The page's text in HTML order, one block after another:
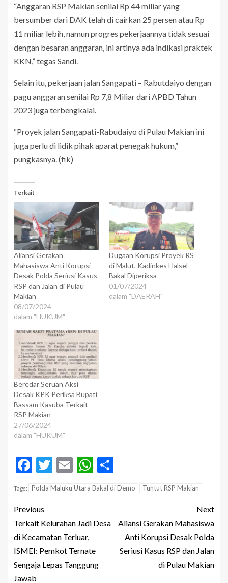
“Anggaran RSP Makian senilai Rp 44 miliar yang
bersumber dari DAK telah di cairkan 25 persen atau Rp
11 miliar lebih, namun progres pekerjaannya tidak sesuai
dengan besaran anggaran, ini artinya ada indikasi praktek
KKN,” tegas Sandi.
Selain itu, pekerjaan jalan Sangapati – Rabutdaiyo dengan
pagu anggaran senilai Rp 7,8 Miliar dari APBD Tahun
2023 juga terbengkalai.
“Proyek jalan Sangapati-Rabudaiyo di Pulau Makian ini
juga perlu di lidik pihak aparat penegak hukum,”
pungkasnya. (fik)
Terkait
Aliansi Gerakan
Mahasiswa Anti Korupsi
Desak Polda Seriusi Kasus
RSP dan Jalan di Pulau
Makian
08/07/2024
dalam "HUKUM"
Dugaan Korupsi Proyek RS
di Malut, Kadinkes Halsel
Bakal Diperiksa
01/07/2024
dalam "DAERAH"
Beredar Seruan Aksi
Desak KPK Periksa Bupati
Bassam Kasuba Terkait
RSP Makian
27/06/2024
dalam "HUKUM"
Facebook
Twitter
EmailWhatsApp
Tags: Polda Maluku Utara Bakal di Demo Tuntut RSP Makian
Previous
Terkait Kelurahan Jadi Desa
di Kecamatan Terluar,
ISMEI: Pemkot Ternate
Sengaja Lepas Tanggung
Jawab
Next
Aliansi Gerakan Mahasiswa
Anti Korupsi Desak Polda
Seriusi Kasus RSP dan Jalan
di Pulau Makian